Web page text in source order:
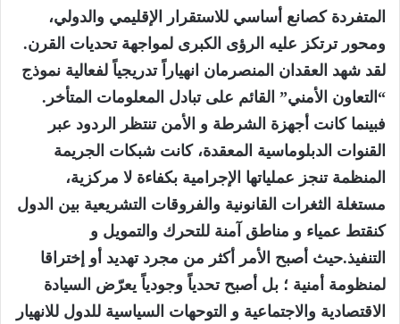
المتفردة كصانع أساسي للاستقرار الإقليمي والدولي،
ومحور ترتكز عليه الرؤى الكبرى لمواجهة تحديات القرن.
لقد شهد العقدان المنصرمان انهياراً تدريجياً لفعالية نموذج
“التعاون الأمني” القائم على تبادل المعلومات المتأخر.
فبينما كانت أجهزة الشرطة و الأمن تنتظر الردود عبر
القنوات الدبلوماسية المعقدة، كانت شبكات الجريمة
المنظمة تنجز عملياتها الإجرامية بكفاءة لا مركزية،
مستغلة الثغرات القانونية والفروقات التشريعية بين الدول
كنقتط عمياء و مناطق آمنة للتحرك والتمويل و
التنفيذ.حيث أصبح الأمر أكثر من مجرد تهديد أو إختراقا
لمنظومة أمنية ؛ بل أصبح تحدياً وجودياً يعرّض السيادة
الاقتصادية والاجتماعية و التوحهات السياسية للدول للانهيار